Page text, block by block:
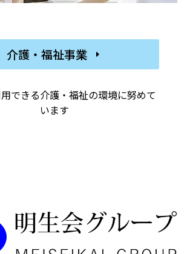
介護・福祉事業 E
できる介護・福祉の環境に努めて
います